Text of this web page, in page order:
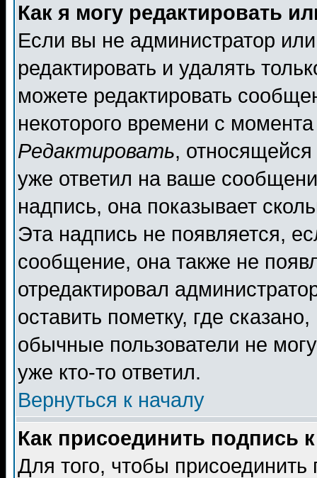
Как я могу редактировать
Если вы не администратор
редактировать и удалять
можете редактировать
некоторого времени с
Редактировать,
уже ответил на ваше
надпись, она показывает
Эта надпись не появляется,
сообщение, она также не
отредактировал
оставить пометку, где
обычные пользователи не
уже кто-то ответил.
Вернуться к началу
Как присоединить подпись
Для того, чтобы